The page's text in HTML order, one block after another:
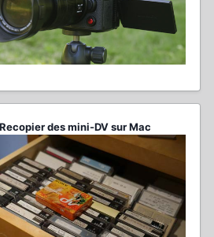
Recopier des mini-DV sur Mac